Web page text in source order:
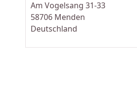
Am Vogelsang 31-33
58706 Menden
Deutschland